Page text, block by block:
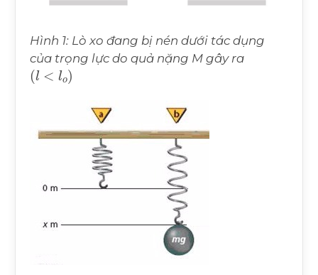
Hình 1: Lò xo đang bị nén dưới tác dụng
của trọng lực do quả nặng M gây ra
(l<lo)